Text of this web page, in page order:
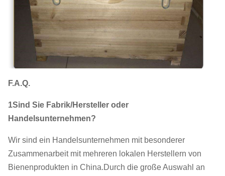
F.A.Q.
1Sind Sie Fabrik/Hersteller oder
Handelsunternehmen?
Wir sind ein Handelsunternehmen mit besonderer
Zusammenarbeit mit mehreren lokalen Herstellern von
Bienenprodukten in China.Durch die große Auswahl an